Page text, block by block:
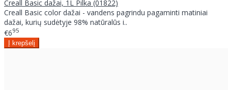
Creall Basic dažai, 1L Pilka (01822)
Creall Basic color dažai - vandens pagrindu pagaminti matiniai
dažai, kurių sudėtyje 98% natūralūs i..
€695